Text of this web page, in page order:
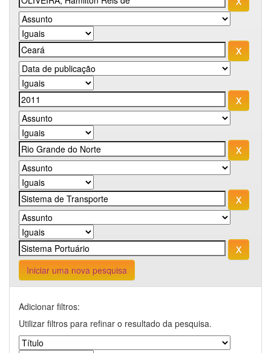
Iniciar uma nova pesquisa
Adicionar filtros:
Utilizar filtros para refinar o resultado da pesquisa.